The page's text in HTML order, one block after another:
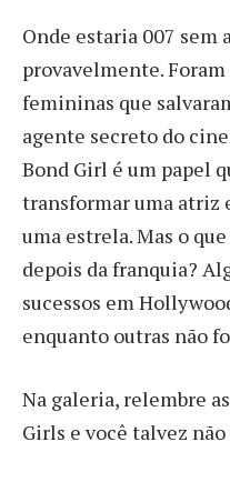
Onde estaria 007 sem
provavelmente.
femininas que
agente secreto do
Bond Girl é um papel
transformar uma atriz
uma estrela. Mas o
depois da franquia?
sucessos em
enquanto outras não
Na galeria, relembre
Girls e você talvez